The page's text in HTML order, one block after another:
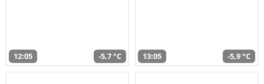
12:05 -5,7 °C 13:05 -5,9 °C